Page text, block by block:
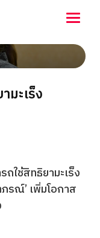
มะเร็ง
ใช้สิทธิยามะเร็ง
รณ์’ เพิ่มโอกาส